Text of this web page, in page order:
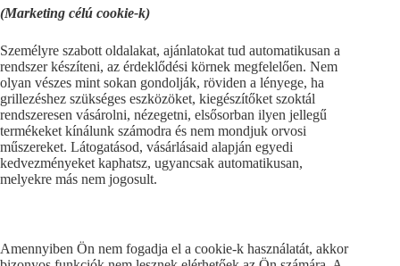
(Marketing célú cookie-k)
Személyre szabott oldalakat, ajánlatokat tud automatikusan a
rendszer készíteni, az érdeklődési körnek megfelelően. Nem
olyan vészes mint sokan gondolják, röviden a lényege, ha
grillezéshez szükséges eszközöket, kiegészítőket szoktál
rendszeresen vásárolni, nézegetni, elsősorban ilyen jellegű
termékeket kínálunk számodra és nem mondjuk orvosi
műszereket. Látogatásod, vásárlásaid alapján egyedi
kedvezményeket kaphatsz, ugyancsak automatikusan,
melyekre más nem jogosult.
Amennyiben Ön nem fogadja el a cookie-k használatát, akkor